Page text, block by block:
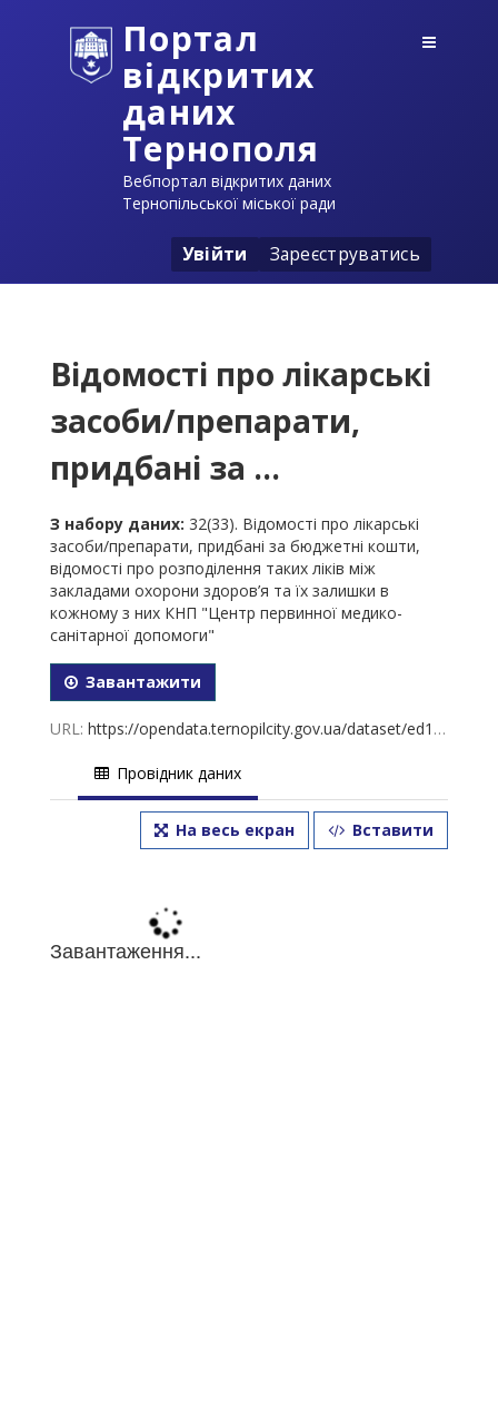
Портал
відкритих
даних
Тернополя
Вебпортал відкритих даних
Тернопільської міської ради
Увійти Зареєструватись
Відомості про лікарські
засоби/препарати,
придбані за ...
З набору даних: 32(33). Відомості про лікарські
засоби/препарати, придбані за бюджетні кошти,
відомості про розподілення таких ліків між
закладами охорони здоров’я та їх залишки в
кожному з них КНП "Центр первинної медико-
санітарної допомоги"
Завантажити
URL: https://opendata.ternopilcity.gov.ua/dataset/ed1f090f-4dcb-41da-b9a3-aec5dfe4ebf1/resource/eacda9a4-63b4-4c13-9556-6f3ca84588da/download/33_ii__i_i__i__i_ii__i__iii____i_____.xlsx
Провідник даних
На весь екран Вставити